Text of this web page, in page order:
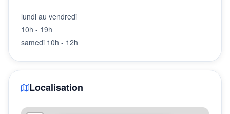
lundi au vendredi
10h - 19h
samedi 10h - 12h
Localisation